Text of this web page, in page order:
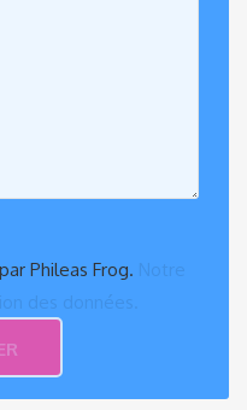
Phileas Frog. Notre
des données.